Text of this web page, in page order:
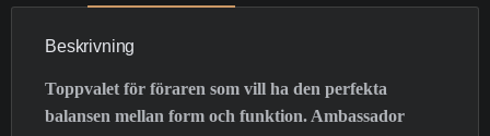
Beskrivning
Toppvalet för föraren som vill ha den perfekta
balansen mellan form och funktion. Ambassador